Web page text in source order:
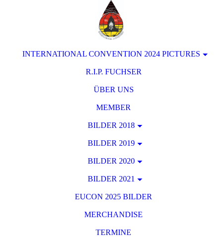
INTERNATIONAL CONVENTION 2024 PICTURES
R.I.P. FUCHSER
ÜBER UNS
MEMBER
BILDER 2018
BILDER 2019
BILDER 2020
BILDER 2021
EUCON 2025 BILDER
MERCHANDISE
TERMINE